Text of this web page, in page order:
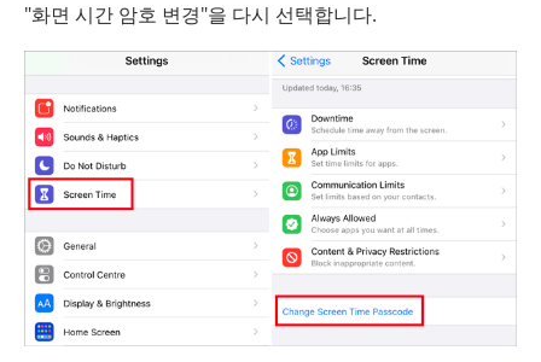
"화면 시간 암호 변경"을 다시 선택합니다.